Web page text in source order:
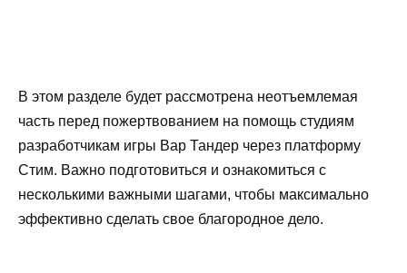
В этом разделе будет рассмотрена неотъемлемая
часть перед пожертвованием на помощь студиям
разработчикам игры Вар Тандер через платформу
Стим. Важно подготовиться и ознакомиться с
несколькими важными шагами, чтобы максимально
эффективно сделать свое благородное дело.